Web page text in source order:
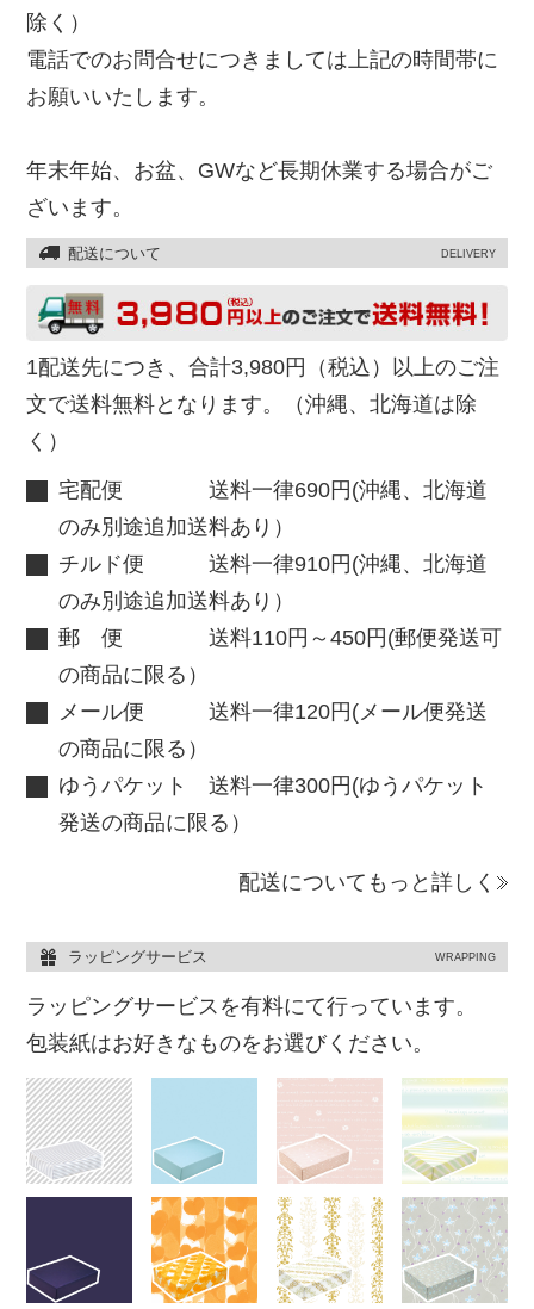
除く）
電話でのお問合せにつきましては上記の時間帯に
お願いいたします。
年末年始、お盆、GWなど長期休業する場合がご
ざいます。
配送について DELIVERY
1配送先につき、合計3,980円（税込）以上のご注
文で送料無料となります。（沖縄、北海道は除
く）
宅配便 送料一律690円(沖縄、北海道
のみ別途追加送料あり）
チルド便 送料一律910円(沖縄、北海道
のみ別途追加送料あり）
郵 便 送料110円～450円(郵便発送可
の商品に限る）
メール便 送料一律120円(メール便発送
の商品に限る）
ゆうパケット 送料一律300円(ゆうパケット
発送の商品に限る）
配送についてもっと詳しく
ラッピングサービス WRAPPING
ラッピングサービスを有料にて行っています。
包装紙はお好きなものをお選びください。